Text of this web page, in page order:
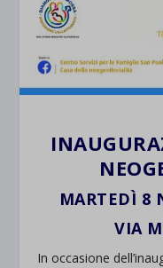
MARTEDÌ 8
VIA
In occasione